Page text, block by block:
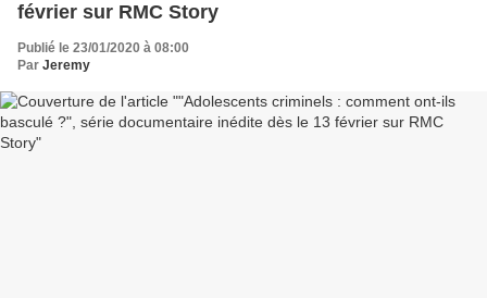
février sur RMC Story
Publié le 23/01/2020 à 08:00
Par Jeremy